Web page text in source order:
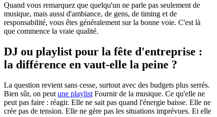
Quand vous remarquez que quelqu'un ne parle pas seulement de
musique, mais aussi d'ambiance, de gens, de timing et de
responsabilité, vous êtes généralement sur la bonne voie. C'est là
que commence la vraie qualité.
DJ ou playlist pour la fête d'entreprise :
la différence en vaut-elle la peine ?
La question revient sans cesse, surtout avec des budgets plus serrés.
Bien sûr, on peut une playlist Fournir de la musique. Ce qu'elle ne
peut pas faire : réagir. Elle ne sait pas quand l'énergie baisse. Elle ne
crée pas de tension. Elle ne gère pas les situations imprévues. Et elle